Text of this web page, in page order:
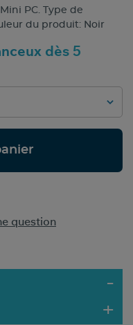
PC. Type de
du produit: Noir
dès 5
question